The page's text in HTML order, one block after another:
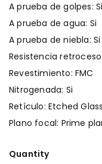
A prueba de golpes: Si
A prueba de agua: Si
A prueba de niebla: Si
Resistencia
Revestimiento: FMC
Nitrogenada: Si
Retículo: Etched
Plano focal: Prime
Quantity